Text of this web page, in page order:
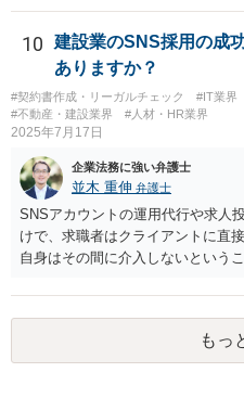
の同意があれば可能ですが、会社
するようなものなので、望ましい
10
建設業のSNS採用の成
ありますか？
#契約書作成・リーガルチェック #IT業界
#不動産・建設業界
#人材・HR業界
2025年7月17日
企業法務に強い弁護士
並木 重伸 弁護士
SNSアカウントの運用代行や求人
けで、求職者はクライアントに直
自身はその間に介入しないという
られます。 求職者の情報を収集す
業」に該当して届出が必要になり
にも該当しないと思われます。もっ